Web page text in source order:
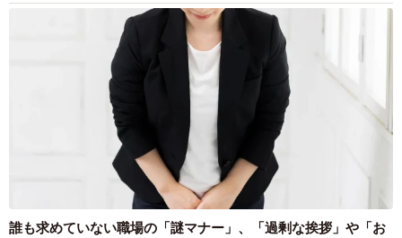
誰も求めていない職場の「謎マナー」、「過剰な挨拶」や「お